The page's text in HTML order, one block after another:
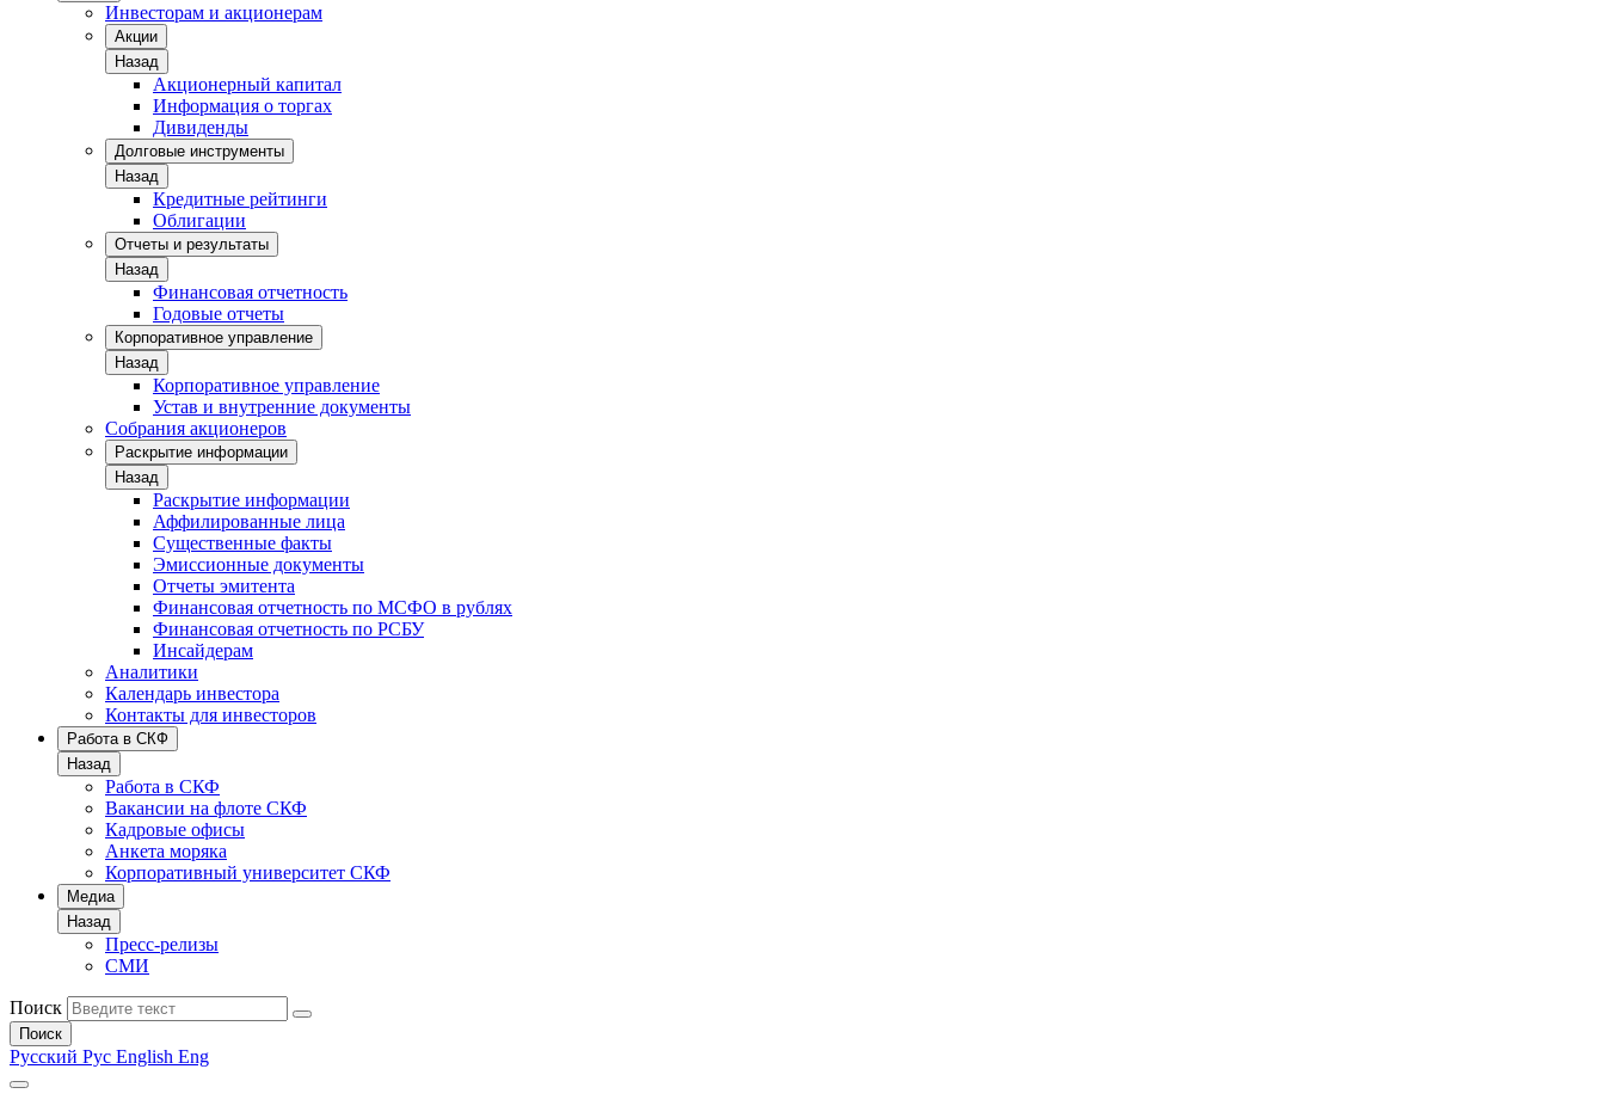
Инвесторам и акционерам
Акции
Назад
Акционерный капитал
Информация о торгах
Дивиденды
Долговые инструменты
Назад
Кредитные рейтинги
Облигации
Отчеты и результаты
Назад
Финансовая отчетность
Годовые отчеты
Корпоративное управление
Назад
Корпоративное управление
Устав и внутренние документы
Собрания акционеров
Раскрытие информации
Назад
Раскрытие информации
Аффилированные лица
Существенные факты
Эмиссионные документы
Отчеты эмитента
Финансовая отчетность по МСФО в рублях
Финансовая отчетность по РСБУ
Инсайдерам
Аналитики
Календарь инвестора
Контакты для инвесторов
Работа в СКФ
Назад
Работа в СКФ
Вакансии на флоте СКФ
Кадровые офисы
Анкета моряка
Корпоративный университет СКФ
Медиа
Назад
Пресс-релизы
СМИ
Поиск
Поиск
Русский Рус English Eng